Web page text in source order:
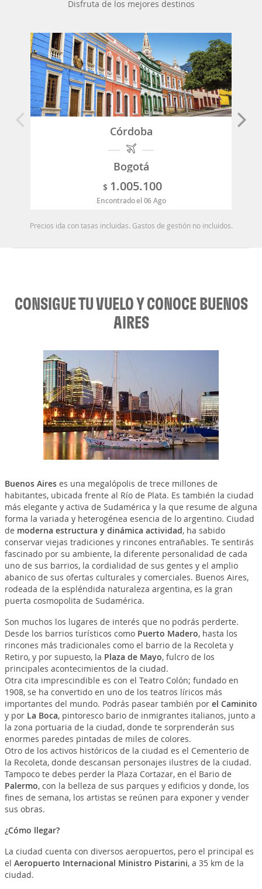
Disfruta de los mejores destinos
Córdoba
Bogotá
$ 1.005.100
Encontrado el 06 Ago
Precios ida con tasas incluidas. Gastos de gestión no incluidos.
CONSIGUE TU VUELO Y CONOCE BUENOS
AIRES
Buenos Aireses una megalópolis de trece millones de
habitantes, ubicada frente al Río de Plata. Es también la ciudad
más elegante y activa de Sudamérica y la que resume de alguna
forma la variada y heterogénea esencia de lo argentino. Ciudad
de moderna estructura y dinámica actividad, ha sabido
conservar viejas tradiciones y rincones entrañables. Te sentirás
fascinado por su ambiente, la diferente personalidad de cada
uno de sus barrios, la cordialidad de sus gentes y el amplio
abanico de sus ofertas culturales y comerciales. Buenos Aires,
rodeada de la espléndida naturaleza argentina, es la gran
puerta cosmopolita de Sudamérica.
Son muchos los lugares de interés que no podrás perderte.
Desde los barrios turísticos como Puerto Madero, hasta los
rincones más tradicionales como el barrio de la Recoleta y
Retiro, y por supuesto, la Plaza de Mayo, fulcro de los
principales acontecimientos de la ciudad.
Otra cita imprescindible es con el Teatro Colón; fundado en
1908, se ha convertido en uno de los teatros líricos más
importantes del mundo. Podrás pasear también por el Caminito
y por La Boca, pintoresco bario de inmigrantes italianos, junto a
la zona portuaria de la ciudad, donde te sorprenderán sus
enormes paredes pintadas de miles de colores.
Otro de los activos históricos de la ciudad es el Cementerio de
la Recoleta, donde descansan personajes ilustres de la ciudad.
Tampoco te debes perder la Plaza Cortazar, en el Bario de
Palermo, con la belleza de sus parques y edificios y donde, los
fines de semana, los artistas se reúnen para exponer y vender
sus obras.
¿Cómo llegar?
La ciudad cuenta con diversos aeropuertos, pero el principal es
el Aeropuerto Internacional Ministro Pistarini, a 35 km de la
ciudad.